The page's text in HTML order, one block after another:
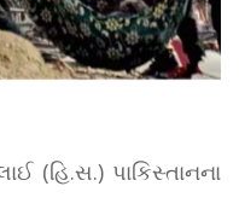
(હિ.સ.) પાકિસ્તાનના